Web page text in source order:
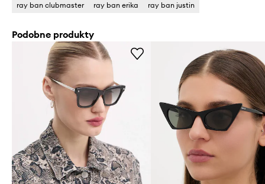
ray ban clubmaster
ray ban erika ray ban justin
Podobne produkty